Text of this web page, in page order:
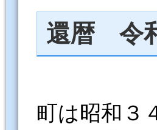
還暦 令
町は昭和３